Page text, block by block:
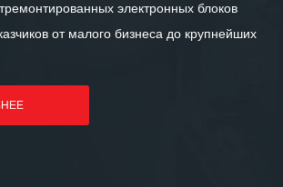
электронных блоков
от малого бизнеса до крупнейших